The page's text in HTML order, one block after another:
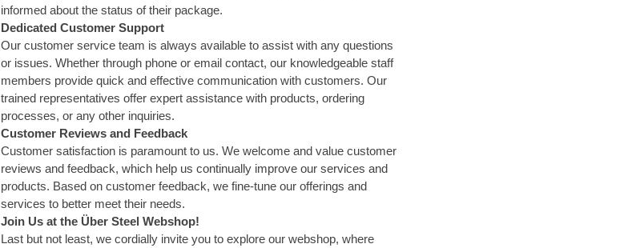
informed about the status of their package.
Dedicated Customer Support
Our customer service team is always available to assist with any questions
or issues. Whether through phone or email contact, our knowledgeable staff
members provide quick and effective communication with customers. Our
trained representatives offer expert assistance with products, ordering
processes, or any other inquiries.
Customer Reviews and Feedback
Customer satisfaction is paramount to us. We welcome and value customer
reviews and feedback, which help us continually improve our services and
products. Based on customer feedback, we fine-tune our offerings and
services to better meet their needs.
Join Us at the Über Steel Webshop!
Last but not least, we cordially invite you to explore our webshop, where